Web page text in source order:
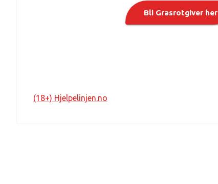
Bli Grasrotgiver her
(18+) Hjelpelinjen.no